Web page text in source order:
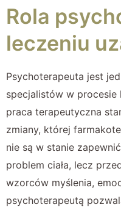
Rola
leczeniu
Psychoterapeuta jest
specjalistów w procesie
praca terapeutyczna
zmiany, której
nie są w stanie
problem ciała, lecz
wzorców myślenia,
psychoterapeutą